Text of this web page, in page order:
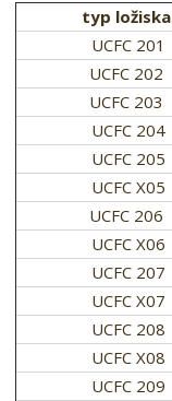
typ ložiska
UCFC 201
UCFC 202
UCFC 203
UCFC 204
UCFC 205
UCFC X05
UCFC 206
UCFC X06
UCFC 207
UCFC X07
UCFC 208
UCFC X08
UCFC 209